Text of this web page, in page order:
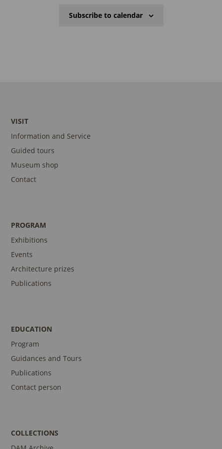
Subscribe to calendar
VISIT
Information and Service
Guided tours
Museum shop
Contact
PROGRAM
Exhibitions
Events
Architecture prizes
Publications
EDUCATION
Program
Guidances and Tours
Publications
Contact person
COLLECTIONS